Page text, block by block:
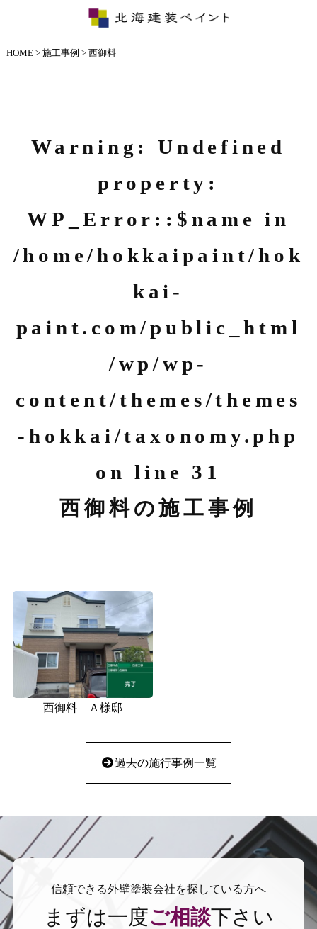
HOME> 施工事例 > 西御料
Warning : Undefined
property:
WP_Error::$name in
/home/hokkaipaint/hok
kai-
paint.com/public_html
/wp/wp-
content/themes/themes
-hokkai/taxonomy.php
on line 31
西御料の施工事例
西御料 Ａ様邸
過去の施行事例一覧
信頼できる外壁塗装会社を探している方へ
まずは一度ご相談下さい